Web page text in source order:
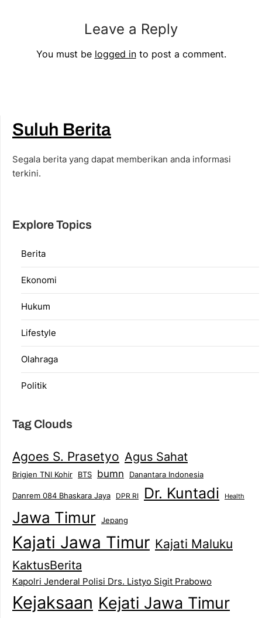
Leave a Reply
You must be logged into post a comment.
Suluh Berita
Segala berita yang dapat memberikan anda informasi
terkini.
Explore Topics
Berita
Ekonomi
Hukum
Lifestyle
Olahraga
Politik
Tag Clouds
Agoes S. Prasetyo Agus Sahat
Brigjen TNI Kohir BTS bumn Danantara Indonesia
Danrem 084 Bhaskara Jaya DPR RI Dr. Kuntadi Health
Jawa Timur Jepang
Kajati Jawa Timur Kajati Maluku
KaktusBerita
Kapolri Jenderal Polisi Drs. Listyo Sigit Prabowo
Kejaksaan Kejati Jawa Timur